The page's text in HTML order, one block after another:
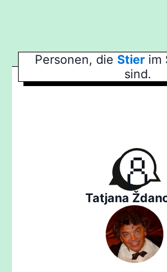
Personen, die Stier im
sind.
Tatjana